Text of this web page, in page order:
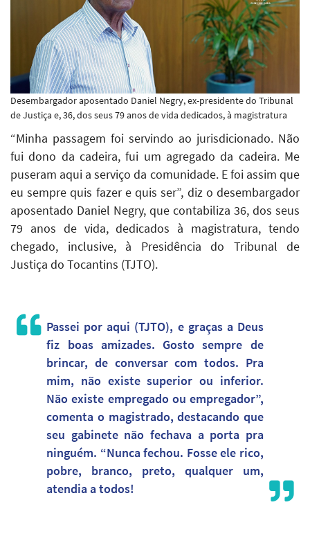
Desembargador aposentado Daniel Negry, ex-presidente do Tribunal
de Justiça e, 36, dos seus 79 anos de vida dedicados, à magistratura
“Minha passagem foi servindo ao jurisdicionado. Não
fui dono da cadeira, fui um agregado da cadeira. Me
puseram aqui a serviço da comunidade. E foi assim que
eu sempre quis fazer e quis ser”, diz o desembargador
aposentado Daniel Negry, que contabiliza 36, dos seus
79 anos de vida, dedicados à magistratura, tendo
chegado, inclusive, à Presidência do Tribunal de
Justiça do Tocantins (TJTO).
Passei por aqui (TJTO), e graças a Deus
fiz boas amizades. Gosto sempre de
brincar, de conversar com todos. Pra
mim, não existe superior ou inferior.
Não existe empregado ou empregador”,
comenta o magistrado, destacando que
seu gabinete não fechava a porta pra
ninguém. “Nunca fechou. Fosse ele rico,
pobre, branco, preto, qualquer um,
atendia a todos!